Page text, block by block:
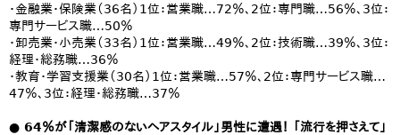
・金融業・保険業（36名）1位：営業職…72％、2位：専門職…56％、3位：
専門サービス職…50％
・卸売業・小売業（33名）1位：営業職…49％、2位：技術職…39％、3位：
経理・総務職…36％
・教育・学習支援業（30名）1位：営業職…57％、2位：専門サービス職…
47％、3位：経理・総務職…37％
● 64％が「清潔感のないヘアスタイル」男性に遭遇！ 「流行を押さえて」